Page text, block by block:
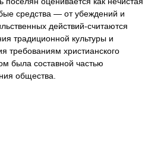
средства — от убеждений и
действий-считаются
традиционной культуры и
требованиям христианского
была составной частью
общества.